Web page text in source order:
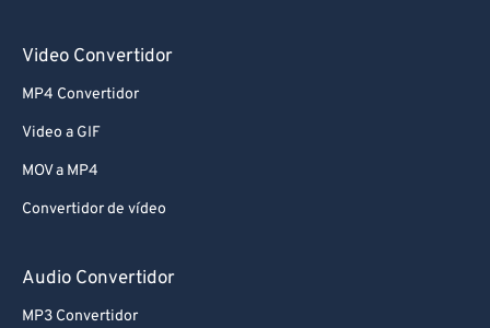
Video Convertidor
MP4 Convertidor
Video a GIF
MOV a MP4
Convertidor de vídeo
Audio Convertidor
MP3 Convertidor